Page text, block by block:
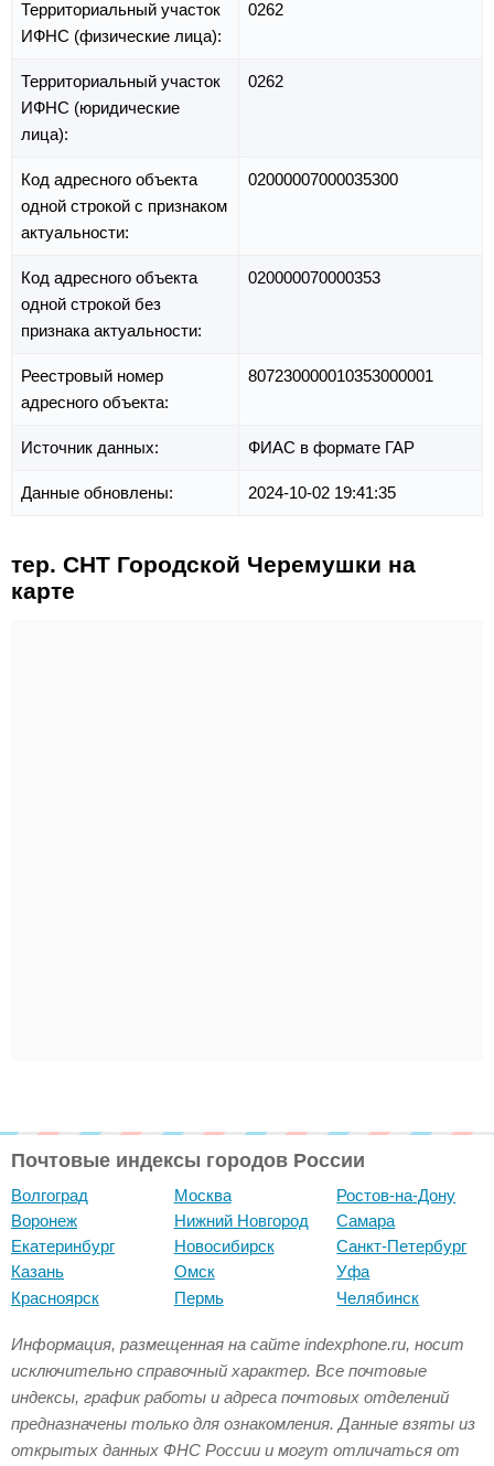
Территориальный участок
ИФНС (физические лица):
0262
Территориальный участок
ИФНС (юридические
лица):
0262
Код адресного объекта
одной строкой с признаком
актуальности:
02000007000035300
Код адресного объекта
одной строкой без
признака актуальности:
020000070000353
Реестровый номер
адресного объекта:
807230000010353000001
Источник данных: ФИАС в формате ГАР
Данные обновлены: 2024-10-02 19:41:35
тер. СНТ Городской Черемушки на
карте
Почтовые индексы городов России
Волгоград
Воронеж
Екатеринбург
Казань
Красноярск
Москва
Нижний Новгород
Новосибирск
Омск
Пермь
Ростов-на-Дону
Самара
Санкт-Петербург
Уфа
Челябинск
Информация, размещенная на сайте indexphone.ru, носит
исключительно справочный характер. Все почтовые
индексы, график работы и адреса почтовых отделений
предназначены только для ознакомления. Данные взяты из
открытых данных ФНС России и могут отличаться от